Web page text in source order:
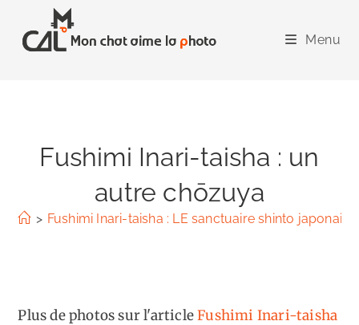
content
Menu
Fushimi Inari-taisha : un
autre chōzuya
> Fushimi Inari-taisha : LE sanctuaire shinto japonais
Plus de photos sur l'articleFushimi Inari-taisha